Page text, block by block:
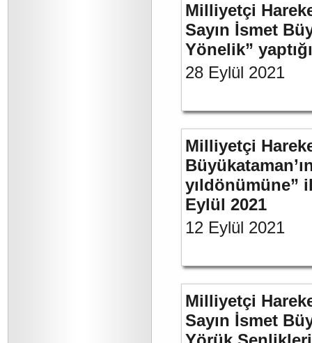
Milliyetçi
Sayın İsmet
Yönelik”
28 Eylül 2021
Milliyetçi
yıldönümüne”
Eylül 2021
12 Eylül 2021
Milliyetçi
Sayın İsmet